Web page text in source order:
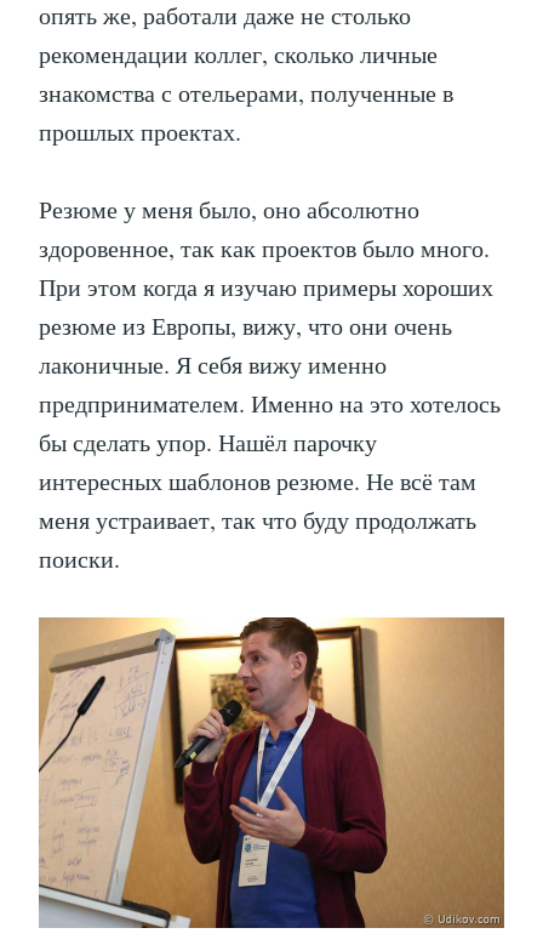
опять же, работали даже не столько
рекомендации коллег, сколько личные
знакомства с отельерами, полученные в
прошлых проектах.
Резюме у меня было, оно абсолютно
здоровенное, так как проектов было много.
При этом когда я изучаю примеры хороших
резюме из Европы, вижу, что они очень
лаконичные. Я себя вижу именно
предпринимателем. Именно на это хотелось
бы сделать упор. Нашёл парочку
интересных шаблонов резюме. Не всё там
меня устраивает, так что буду продолжать
поиски.